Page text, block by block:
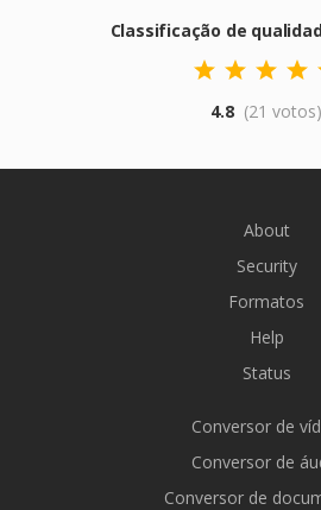
Classificação de
4.8 (21 votos)
About
Security
Formatos
Help
Status
Conversor de
Conversor de
Conversor de